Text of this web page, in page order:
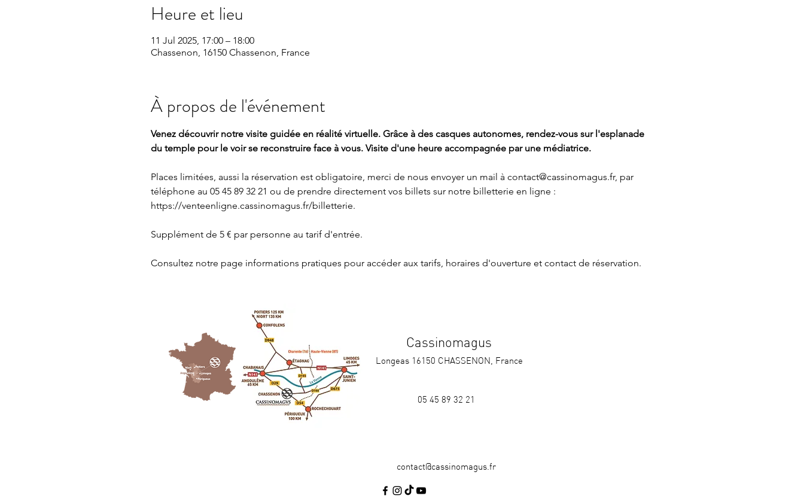
Heure et lieu
11 Jul 2025, 17:00 – 18:00
Chassenon, 16150 Chassenon, France
À propos de l'événement
Venez découvrir notre visite guidée en réalité virtuelle. Grâce à des casques autonomes, rendez-vous sur l'esplanade
du temple pour le voir se reconstruire face à vous. Visite d'une heure accompagnée par une médiatrice.
Places limitées, aussi la réservation est obligatoire, merci de nous envoyer un mail à contact@cassinomagus.fr, par
téléphone au 05 45 89 32 21 ou de prendre directement vos billets sur notre billetterie en ligne :
https://venteenligne.cassinomagus.fr/billetterie.
Supplément de 5 € par personne au tarif d'entrée.
Consultez notre page informations pratiques pour accéder aux tarifs, horaires d'ouverture et contact de réservation.
Cassinomagus
Longeas 16150 CHASSENON, France
05 45 89 32 21
contact@cassinomagus.fr